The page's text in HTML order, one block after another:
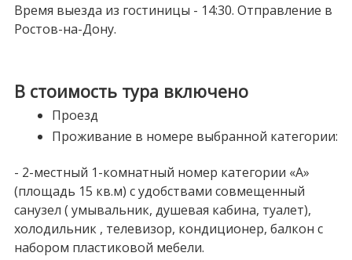
Время выезда из гостиницы - 14:30. Отправление в
Ростов-на-Дону.
В стоимость тура включено
Проезд
Проживание в номере выбранной категории:
- 2-местный 1-комнатный номер категории «А»
(площадь 15 кв.м) с удобствами совмещенный
санузел ( умывальник, душевая кабина, туалет),
холодильник , телевизор, кондиционер, балкон с
набором пластиковой мебели.